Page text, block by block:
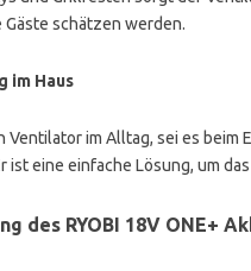
Gäste schätzen werden.
im Haus
Ventilator im Alltag, sei es beim
ist eine einfache Lösung, um
des RYOBI 18V ONE+